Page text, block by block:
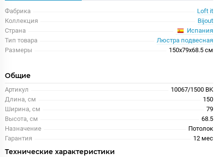
Фабрика
Loft it
Коллекция
Bijout
Страна
Испания
Тип товара
Люстра подвесная
Размеры
150x79x68.5 см
Общие
Артикул
10067/1500 BK
Длина, см
150
Ширина, см
79
Высота, см
68.5
Назначение
Потолок
Гарантия
12 меc
Технические характеристики